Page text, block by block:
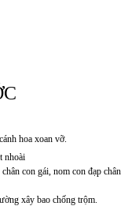
hoa xoan vỡ.
nhoài
con gái, nom con đạp chân
xây bao chống trộm.